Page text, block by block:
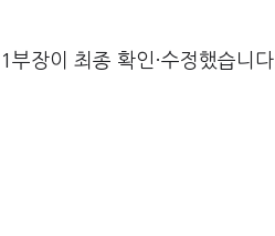
장이 최종 확인·수정했습니다.